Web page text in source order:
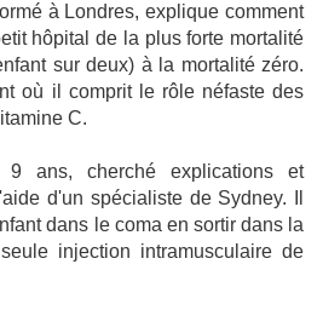
à Londres, explique comment
hôpital de la plus forte mortalité
sur deux) à la mortalité zéro.
où il comprit le rôle néfaste des
C.
9 ans, cherché explications et
d'un spécialiste de Sydney. Il
dans le coma en sortir dans la
injection intramusculaire de